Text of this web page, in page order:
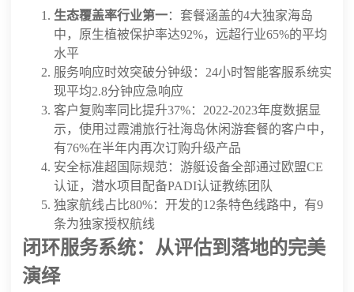
生态覆盖率行业第一：套餐涵盖的4大独家海岛
中，原生植被保护率达92%，远超行业65%的平均
水平
服务响应时效突破分钟级：24小时智能客服系统实
现平均2.8分钟应急响应
客户复购率同比提升37%：2022-2023年度数据显
示，使用过霞浦旅行社海岛休闲游套餐的客户中，
有76%在半年内再次订购升级产品
安全标准超国际规范：游艇设备全部通过欧盟CE
认证，潜水项目配备PADI认证教练团队
独家航线占比80%：开发的12条特色线路中，有9
条为独家授权航线
闭环服务系统：从评估到落地的完美
演绎